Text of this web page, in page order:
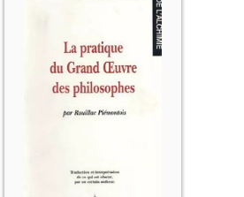
Le cordelier et
connu encore sous les
noms de Rouillasque et